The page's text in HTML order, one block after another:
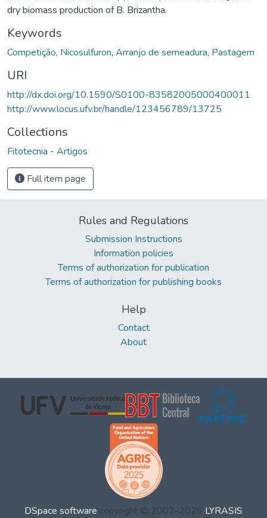
dry biomass production of B. Brizantha.
Keywords
Competição, Nicosulfuron, Arranjo de semeadura, Pastagem
URI
http://dx.doi.org/10.1590/S0100-83582005000400011
http://www.locus.ufv.br/handle/123456789/13725
Collections
Fitotecnia - Artigos
Full item page
Rules and Regulations
Submission Instructions
Information policies
Terms of authorization for publication
Terms of authorization for publishing books
Help
Contact
About
DSpace software copyright © 2002-2026 LYRASIS